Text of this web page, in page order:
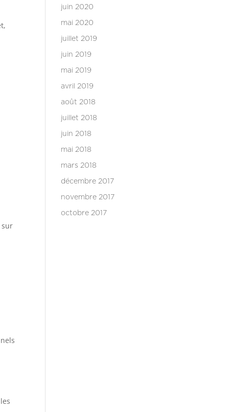
sur
juin 2020
mai 2020
juillet 2019
juin 2019
mai 2019
avril 2019
août 2018
juillet 2018
juin 2018
mai 2018
mars 2018
décembre 2017
novembre 2017
octobre 2017